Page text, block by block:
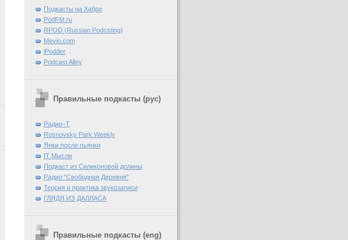
Подкасты на Хабре
PodFM.ru
RPOD (Russian Podcsting)
Mevio.com
iPodder
Podcast Alley
Правильные подкасты (рус)
Радио–Т
Rosnovsky Park Weekly
Янки после пьянки
IT Mысли
Подкаст из Силиконовой долины
Радио "Свободная Деревня"
Теория и практика звукозаписи
ГЛЯДЯ ИЗ ДАЛЛАСА
Правильные подкасты (eng)